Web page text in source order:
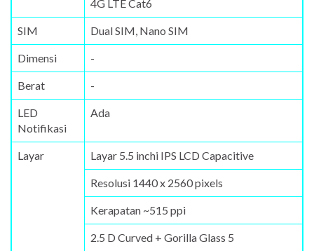
4G LTE Cat6
SIM Dual SIM, Nano SIM
Dimensi -
Berat -
LED
Notifikasi
Ada
Layar Layar 5.5 inchi IPS LCD Capacitive
Resolusi 1440 x 2560 pixels
Kerapatan ~515 ppi
2.5 D Curved + Gorilla Glass 5